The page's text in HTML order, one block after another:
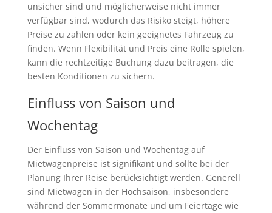
unsicher sind und möglicherweise nicht immer
verfügbar sind, wodurch das Risiko steigt, höhere
Preise zu zahlen oder kein geeignetes Fahrzeug zu
finden. Wenn Flexibilität und Preis eine Rolle spielen,
kann die rechtzeitige Buchung dazu beitragen, die
besten Konditionen zu sichern.
Einfluss von Saison und
Wochentag
Der Einfluss von Saison und Wochentag auf
Mietwagenpreise ist signifikant und sollte bei der
Planung Ihrer Reise berücksichtigt werden. Generell
sind Mietwagen in der Hochsaison, insbesondere
während der Sommermonate und um Feiertage wie